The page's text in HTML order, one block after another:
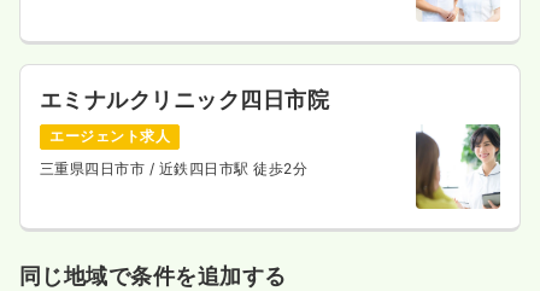
エミナルクリニック四日市院
エージェント求人
三重県四日市市 / 近鉄四日市駅 徒歩2分
同じ地域で条件を追加する